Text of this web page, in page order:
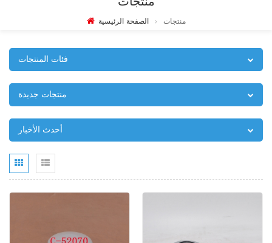
الصفحة الرئيسية منتجات
فئات المنتجات
منتجات جديدة
أحدث الأخبار